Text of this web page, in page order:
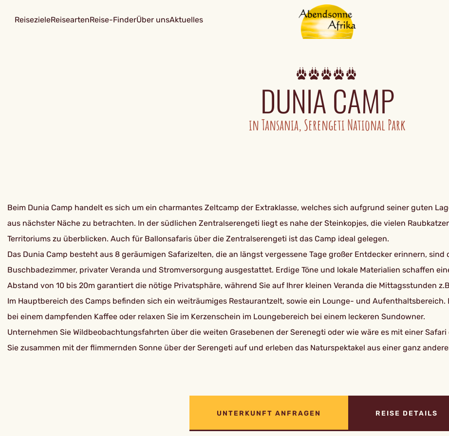
ReisezieleReiseartenReise-FinderÜber unsAktuelles
DUNIA CAMP
in Tansania, Serengeti National Park
Beim Dunia Camp handelt es sich um ein charmantes Zeltcamp der Extraklasse, welches sich aufgrund seiner guten
aus nächster Näche zu betrachten. In der südlichen Zentralserengeti liegt es nahe der Steinkopjes, die vielen
Territoriums zu überblicken. Auch für Ballonsafaris über die Zentralserengeti ist das Camp ideal gelegen.
Das Dunia Camp besteht aus 8 geräumigen Safarizelten, die an längst vergessene Tage großer Entdecker erinnern,
Buschbadezimmer, privater Veranda und Stromversorgung ausgestattet. Erdige Töne und lokale Materialien schaffen
Abstand von 10 bis 20m garantiert die nötige Privatsphäre, während Sie auf Ihrer kleinen Veranda die Mittagsstunden
Im Hauptbereich des Camps befinden sich ein weiträumiges Restaurantzelt, sowie ein Lounge- und
bei einem dampfenden Kaffee oder relaxen Sie im Kerzenschein im Loungebereich bei einem leckeren Sundowner.
Unternehmen Sie Wildbeobachtungsfahrten über die weiten Grasebenen der Serenegti oder wie wäre es mit einer
Sie zusammen mit der flimmernden Sonne über der Serengeti auf und erleben das Naturspektakel aus einer ganz
UNTERKUNFT ANFRAGEN REISE DETAILS